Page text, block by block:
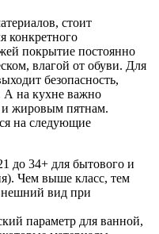
стоит
конкретного
покрытие постоянно
влагой от обуви. Для
безопасность,
А на кухне важно
и жировым пятнам.
на следующие
до 34+ для бытового и
Чем выше класс, тем
вид при
параметр для ванной,